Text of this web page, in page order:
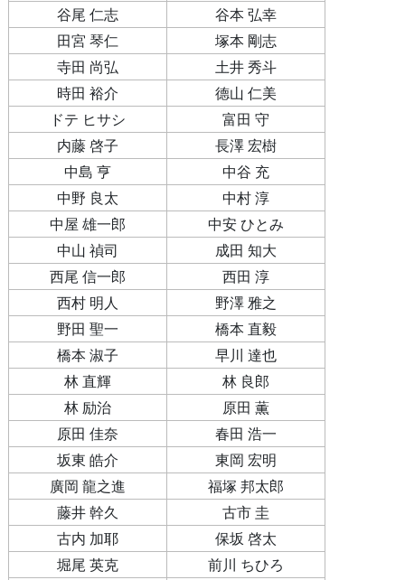
谷尾 仁志
谷本 弘幸
田宮 琴仁
塚本 剛志
寺田 尚弘
土井 秀斗
時田 裕介
德山 仁美
ドテ ヒサシ
富田 守
内藤 啓子
長澤 宏樹
中島 亨
中谷 充
中野 良太
中村 淳
中屋 雄一郎
中安 ひとみ
中山 禎司
成田 知大
西尾 信一郎
西田 淳
西村 明人
野澤 雅之
野田 聖一
橋本 直毅
橋本 淑子
早川 達也
林 直輝
林 良郎
林 励治
原田 薫
原田 佳奈
春田 浩一
坂東 皓介
東岡 宏明
廣岡 龍之進
福塚 邦太郎
藤井 幹久
古市 圭
古内 加耶
保坂 啓太
堀尾 英克
前川 ちひろ